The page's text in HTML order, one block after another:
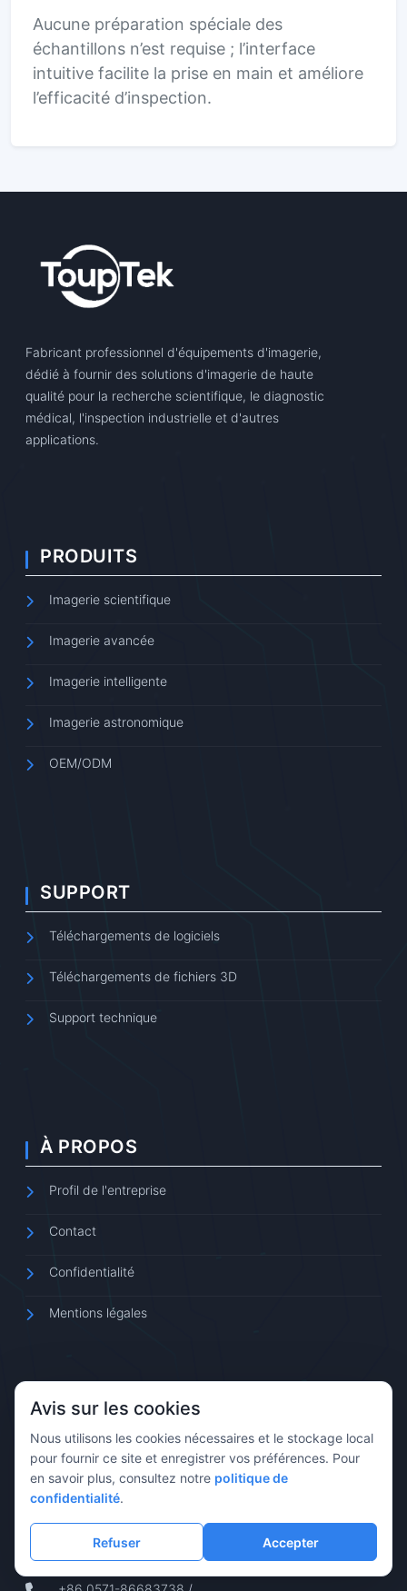
Aucune préparation spéciale des
échantillons n’est requise ; l’interface
intuitive facilite la prise en main et améliore
l’efficacité d’inspection.
Fabricant professionnel d'équipements d'imagerie,
dédié à fournir des solutions d'imagerie de haute
qualité pour la recherche scientifique, le diagnostic
médical, l'inspection industrielle et d'autres
applications.
PRODUITS
Imagerie scientifique
Imagerie avancée
Imagerie intelligente
Imagerie astronomique
OEM/ODM
SUPPORT
Téléchargements de logiciels
Téléchargements de fichiers 3D
Support technique
À PROPOS
Profil de l'entreprise
Contact
Confidentialité
Mentions légales
INFORMATIONS DE CONTACT
Étages 13, 14 et 15, Bâtiment 1, Aoqiang Building, No. 6
Xiyuan 5th Road, district de Xihu, Hangzhou, Zhejiang,
Chine
+86 0571-88102638
Avis sur les cookies
Nous utilisons les cookies nécessaires et le stockage local
pour fournir ce site et enregistrer vos préférences. Pour
en savoir plus, consultez notre politique de
confidentialité.
Refuser Accepter